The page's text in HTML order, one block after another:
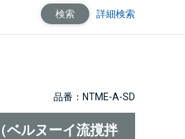
検索 詳細検索
品番：NTME-A-SD
ベルヌーイ流撹拌